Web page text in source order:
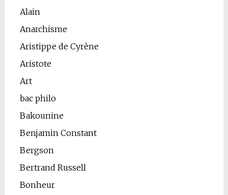
Alain
Anarchisme
Aristippe de Cyrène
Aristote
Art
bac philo
Bakounine
Benjamin Constant
Bergson
Bertrand Russell
Bonheur